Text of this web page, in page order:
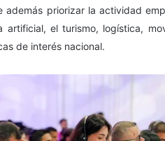
además priorizar la actividad
artificial, el turismo, logística,
de interés nacional.